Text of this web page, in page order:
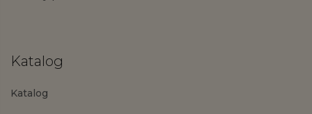
Katalog
Katalog